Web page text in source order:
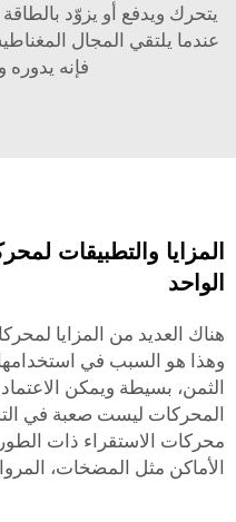
يتحرك ويدفع أو يزوّد
فإنه يدوره
المزايا والتطبيقات
الواحد
هناك العديد من المزايا
وهذا هو السبب في
الثمن، بسيطة ويمكن
المحركات ليست صعبة في
محركات الاستقراء ذات
الأماكن مثل المضخات،